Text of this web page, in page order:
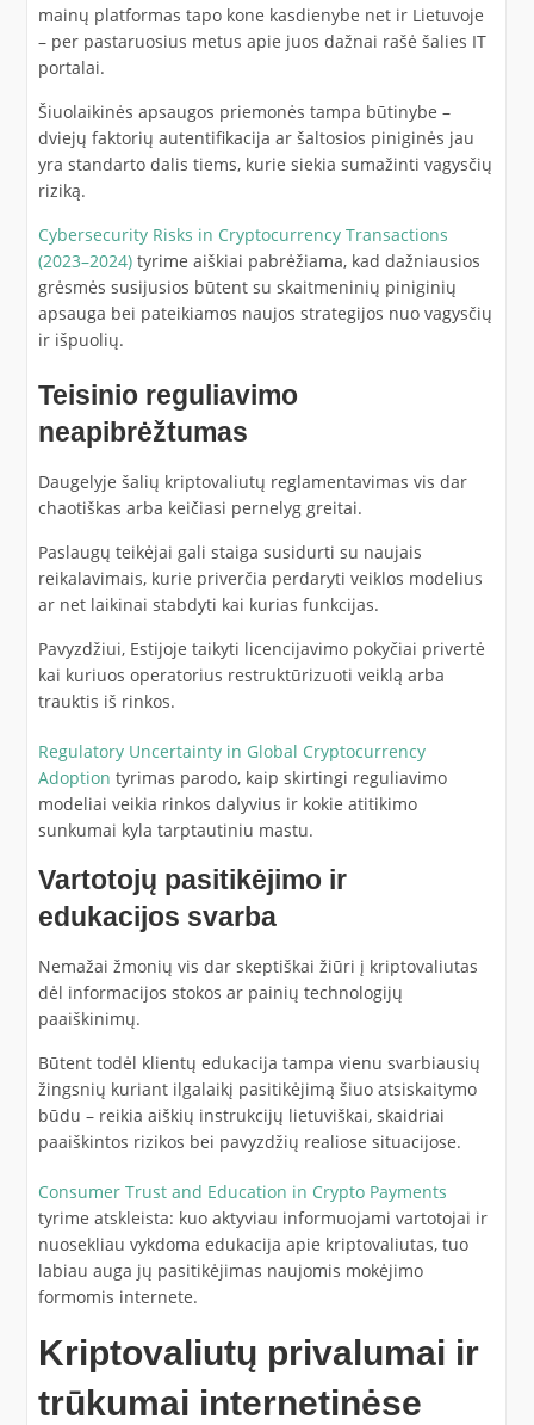
mainų platformas tapo kone kasdienybe net ir Lietuvoje
– per pastaruosius metus apie juos dažnai rašė šalies IT
portalai.
Šiuolaikinės apsaugos priemonės tampa būtinybe –
dviejų faktorių autentifikacija ar šaltosios piniginės jau
yra standarto dalis tiems, kurie siekia sumažinti vagysčių
riziką.
Cybersecurity Risks in Cryptocurrency Transactions
(2023–2024)tyrime aiškiai pabrėžiama, kad dažniausios
grėsmės susijusios būtent su skaitmeninių piniginių
apsauga bei pateikiamos naujos strategijos nuo vagysčių
ir išpuolių.
Teisinio reguliavimo
neapibrėžtumas
Daugelyje šalių kriptovaliutų reglamentavimas vis dar
chaotiškas arba keičiasi pernelyg greitai.
Paslaugų teikėjai gali staiga susidurti su naujais
reikalavimais, kurie priverčia perdaryti veiklos modelius
ar net laikinai stabdyti kai kurias funkcijas.
Pavyzdžiui, Estijoje taikyti licencijavimo pokyčiai privertė
kai kuriuos operatorius restruktūrizuoti veiklą arba
trauktis iš rinkos.
Regulatory Uncertainty in Global Cryptocurrency
Adoption tyrimas parodo, kaip skirtingi reguliavimo
modeliai veikia rinkos dalyvius ir kokie atitikimo
sunkumai kyla tarptautiniu mastu.
Vartotojų pasitikėjimo ir
edukacijos svarba
Nemažai žmonių vis dar skeptiškai žiūri į kriptovaliutas
dėl informacijos stokos ar painių technologijų
paaiškinimų.
Būtent todėl klientų edukacija tampa vienu svarbiausių
žingsnių kuriant ilgalaikį pasitikėjimą šiuo atsiskaitymo
būdu – reikia aiškių instrukcijų lietuviškai, skaidriai
paaiškintos rizikos bei pavyzdžių realiose situacijose.
Consumer Trust and Education in Crypto Payments
tyrime atskleista: kuo aktyviau informuojami vartotojai ir
nuosekliau vykdoma edukacija apie kriptovaliutas, tuo
labiau auga jų pasitikėjimas naujomis mokėjimo
formomis internete.
Kriptovaliutų privalumai ir
trūkumai internetinėse